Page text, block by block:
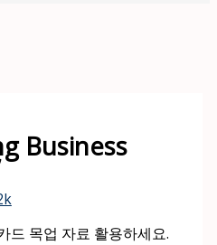
Business
드 목업 자료 활용하세요.